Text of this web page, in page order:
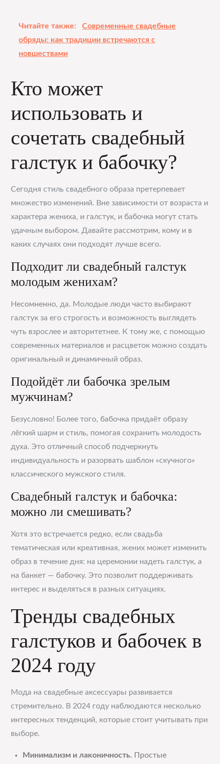
Читайте также:
Современные свадебные
обряды: как традиции встречаются с
новшествами
Кто может
использовать и
сочетать свадебный
галстук и бабочку?
Сегодня стиль свадебного образа претерпевает
множество изменений. Вне зависимости от возраста и
характера жениха, и галстук, и бабочка могут стать
удачным выбором. Давайте рассмотрим, кому и в
каких случаях они подходят лучше всего.
Подходит ли свадебный галстук
молодым женихам?
Несомненно, да. Молодые люди часто выбирают
галстук за его строгость и возможность выглядеть
чуть взрослее и авторитетнее. К тому же, с помощью
современных материалов и расцветок можно создать
оригинальный и динамичный образ.
Подойдёт ли бабочка зрелым
мужчинам?
Безусловно! Более того, бабочка придаёт образу
лёгкий шарм и стиль, помогая сохранить молодость
духа. Это отличный способ подчеркнуть
индивидуальность и разорвать шаблон «скучного»
классического мужского стиля.
Свадебный галстук и бабочка:
можно ли смешивать?
Хотя это встречается редко, если свадьба
тематическая или креативная, жених может изменить
образ в течение дня: на церемонии надеть галстук, а
на банкет — бабочку. Это позволит поддерживать
интерес и выделяться в разных ситуациях.
Тренды свадебных
галстуков и бабочек в
2024 году
Мода на свадебные аксессуары развивается
стремительно. В 2024 году наблюдаются несколько
интересных тенденций, которые стоит учитывать при
выборе.
Минимализм и лаконичность. Простые